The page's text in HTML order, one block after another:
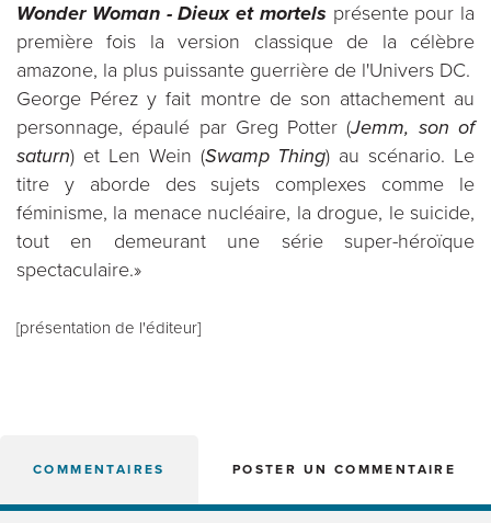
Wonder Woman - Dieux et mortels présente pour la
première fois la version classique de la célèbre
amazone, la plus puissante guerrière de l'Univers DC.
George Pérez y fait montre de son attachement au
personnage, épaulé par Greg Potter (Jemm, son of
saturn) et Len Wein (Swamp Thing) au scénario. Le
titre y aborde des sujets complexes comme le
féminisme, la menace nucléaire, la drogue, le suicide,
tout en demeurant une série super-héroïque
spectaculaire.»
[présentation de l'éditeur]
COMMENTAIRES POSTER UN COMMENTAIRE